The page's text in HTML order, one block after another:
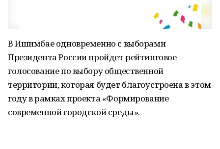
В Ишимбае одновременно с выборами
Президента России пройдет рейтинговое
голосование по выбору общественной
территории, которая будет благоустроена в этом
году в рамках проекта «Формирование
современной городской среды».